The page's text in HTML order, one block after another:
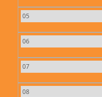
05
06
07
08